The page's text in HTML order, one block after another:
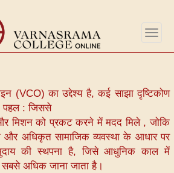
(VCO) का उद्देश्य है, कई साझा दृष्टिकोण
पहल : जिससे
मिशन को प्रकट करने में मदद मिले , जोकि
और अधिकृत सामाजिक व्यवस्था के आधार पर
समुदाय की स्थपना है, जिसे आधुनिक काल में
अधिक जाना जाता है।